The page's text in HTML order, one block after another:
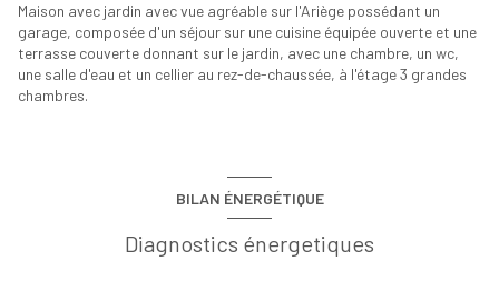
Maison avec jardin avec vue agréable sur l'Ariège possédant un
garage, composée d'un séjour sur une cuisine équipée ouverte et une
terrasse couverte donnant sur le jardin, avec une chambre, un wc,
une salle d'eau et un cellier au rez-de-chaussée, à l'étage 3 grandes
chambres.
BILAN ÉNERGÉTIQUE
Diagnostics énergetiques